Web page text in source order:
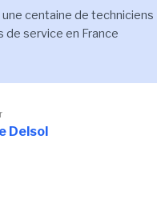
centaine de techniciens
de service en France
Delsol